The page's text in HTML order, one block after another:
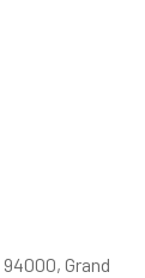
94000, Grand